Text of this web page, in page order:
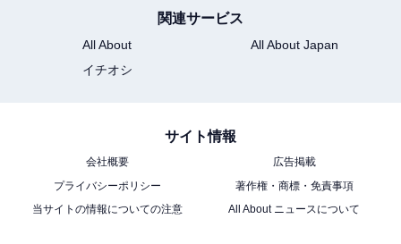
関連サービス
All About
All About Japan
イチオシ
サイト情報
会社概要
広告掲載
プライバシーポリシー
著作権・商標・免責事項
当サイトの情報についての注意
All About ニュースについて